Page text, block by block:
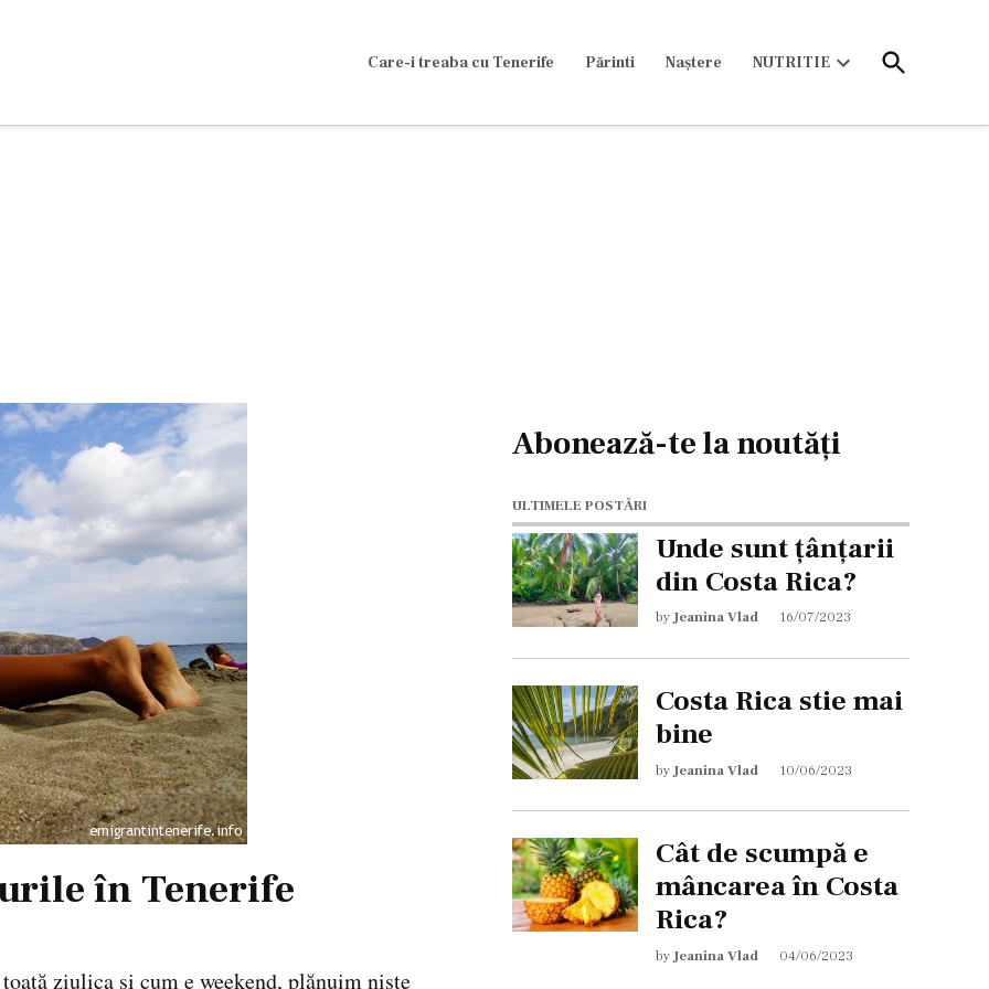
Care-i treaba cu Tenerife Părinti Naștere NUTRITIE
Open
Search
în Tenerife
ziulica şi cum e weekend, plănuim nişte
Abonează-te la noutăți
ULTIMELE POSTĂRI
Unde sunt țânțarii
din Costa Rica?
byJeanina Vlad 16/07/2023
Costa Rica stie mai
bine
by Jeanina Vlad 10/06/2023
Cât de scumpă e
mâncarea în Costa
Rica?
by Jeanina Vlad 04/06/2023